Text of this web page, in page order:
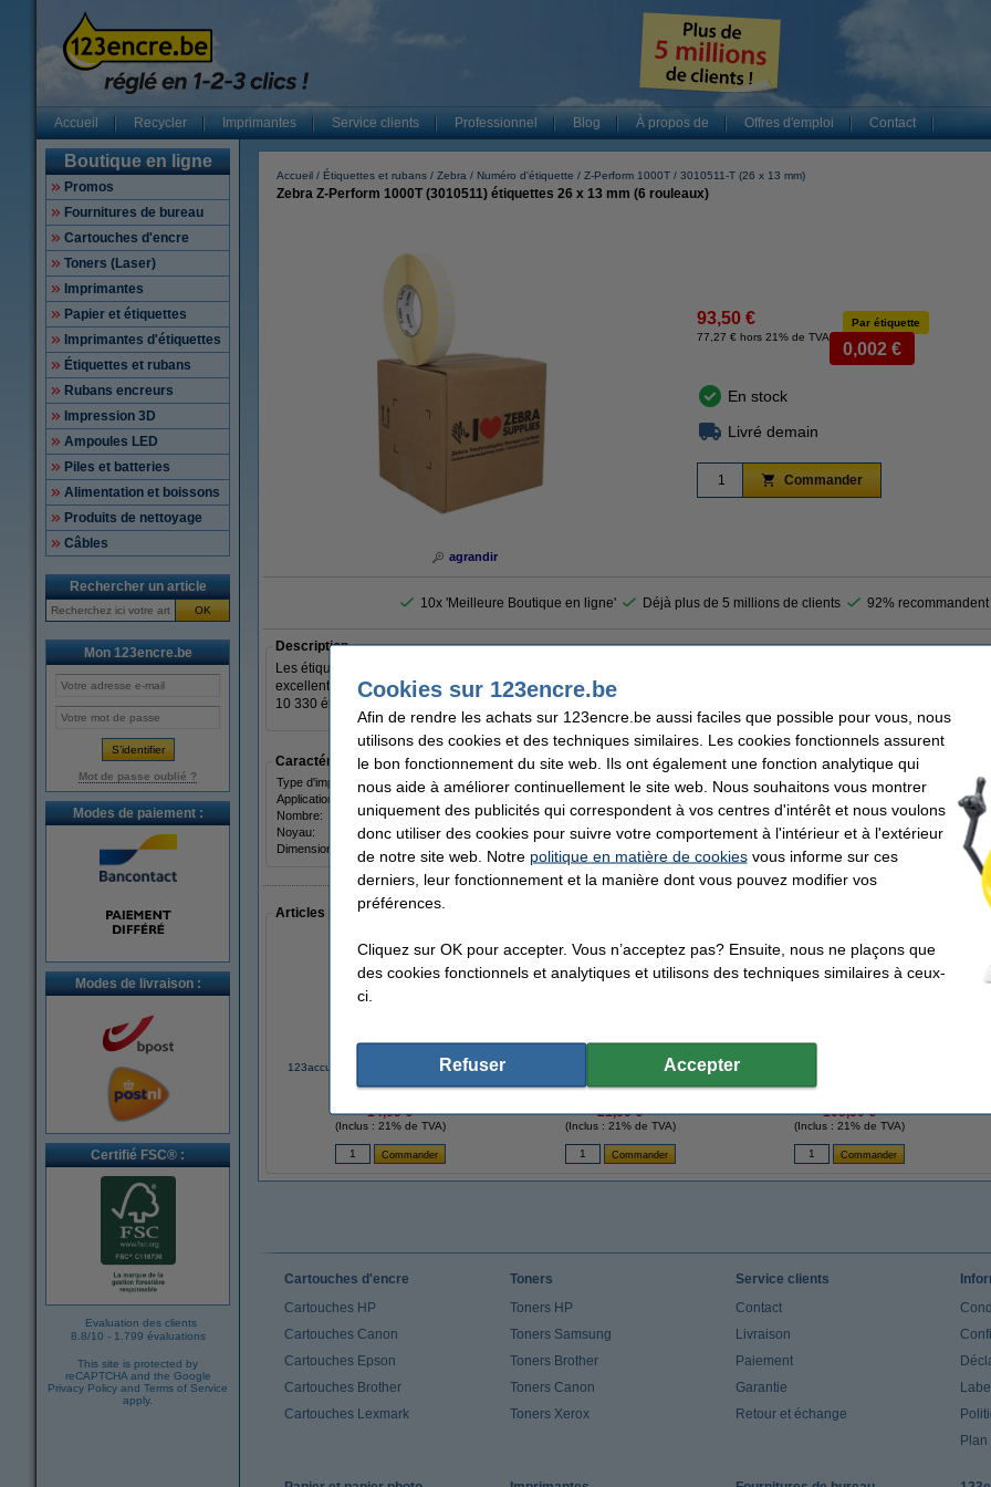
Accueil Recycler Imprimantes Service clients Professionnel Blog À propos de Offres d'emploi Contact
Boutique en ligne
Promos
Fournitures de bureau
Cartouches d'encre
Toners (Laser)
Imprimantes
Papier et étiquettes
Imprimantes d'étiquettes
Étiquettes et rubans
Rubans encreurs
Impression 3D
Ampoules LED
Piles et batteries
Alimentation et boissons
Produits de nettoyage
Câbles
Rechercher un article
OK
Mon 123encre.be
Mot de passe oublié ?
Modes de paiement :
Modes de livraison :
Certifié FSC® :
Evaluation des clients
8.8/10 - 1.799 évaluations
This site is protected by
reCAPTCHA and the Google
Privacy Policy and Terms of Service
apply.
Accueil Étiquettes et rubans Zebra Numéro d'étiquette Z-Perform 1000T 3010511-T (26 x 13 mm)
Zebra Z-Perform 1000T (3010511) étiquettes 26 x 13 mm (6 rouleaux)
agrandir
93,50 €
77,27 € hors 21% de TVA
Par étiquette
0,002 €
En stock
Livré demain
Commander
10x 'Meilleure Boutique en ligne' Déjà plus de 5 millions de clients 92%
Description
Les étiquettes Zebra Z-Perform 1000T sont fabriquées à partir de papier standard lisse sans revêtement. Les
excellent rapport qualité-prix et sont parfaitement adaptées à l'impression avec des applications de transfert
10 330 étiquettes.
Caractéristiques
Type d'imprimante: transfert thermique Marque:
Application:
Nombre:
10.330 Nombre de rouleaux:
Noyau:
76 mm Code:
Dimensions:
26 x 13 mm (lxH)
Articles populaires auprès des clients qui ont également commandé cet article
123accu Xtreme Power MN1500 Penlite
14,95 €
(Inclus : 21% de TVA)
Zebra 2300 ruban de cire (02300GS06407)
21,50 €
(Inclus : 21% de TVA)
Zebra Z-Select 2000T étiquettes (3006318)
103,50 €
(Inclus : 21% de TVA)
Cartouches d'encre
Cartouches HP
Cartouches Canon
Cartouches Epson
Cartouches Brother
Cartouches Lexmark
Toners
Toners HP
Toners Samsung
Toners Brother
Toners Canon
Toners Xerox
Service clients
Contact
Livraison
Paiement
Garantie
Retour et échange
Plan
Cookies sur 123encre.be
Afin de rendre les achats sur 123encre.be aussi faciles que possible pour vous, nous
utilisons des cookies et des techniques similaires. Les cookies fonctionnels assurent
le bon fonctionnement du site web. Ils ont également une fonction analytique qui
nous aide à améliorer continuellement le site web. Nous souhaitons vous montrer
uniquement des publicités qui correspondent à vos centres d'intérêt et nous voulons
donc utiliser des cookies pour suivre votre comportement à l'intérieur et à l'extérieur
de notre site web. Notre politique en matière de cookiesvous informe sur ces
derniers, leur fonctionnement et la manière dont vous pouvez modifier vos
préférences.
Cliquez sur OK pour accepter. Vous n’acceptez pas? Ensuite, nous ne plaçons que
des cookies fonctionnels et analytiques et utilisons des techniques similaires à ceux-
ci.
Refuser Accepter